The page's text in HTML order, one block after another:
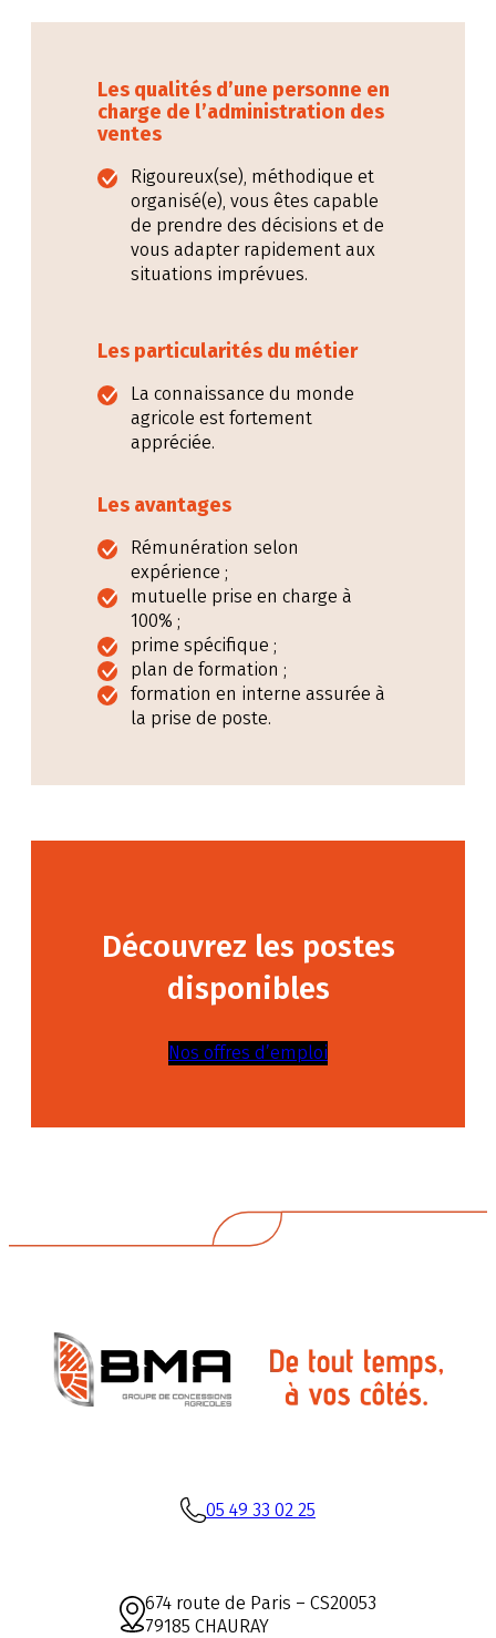
Les qualités d’une personne en
charge de l’administration des
ventes
Rigoureux(se), méthodique et
organisé(e), vous êtes capable
de prendre des décisions et de
vous adapter rapidement aux
situations imprévues.
Les particularités du métier
La connaissance du monde
agricole est fortement
appréciée.
Les avantages
Rémunération selon
expérience ;
mutuelle prise en charge à
100% ;
prime spécifique ;
plan de formation ;
formation en interne assurée à
la prise de poste.
Découvrez les postes
disponibles
Nos offres d’emploi
05 49 33 02 25
674 route de Paris – CS20053
79185 CHAURAY